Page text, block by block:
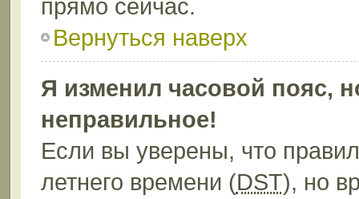
прямо сейчас.
Вернуться наверх
Я изменил часовой пояс,
неправильное!
Если вы уверены, что
летнего времени (DST), но